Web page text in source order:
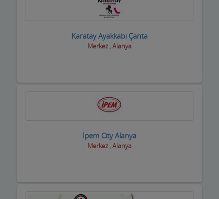
Halıcılar
Hamamlar / Spa ve Masaj salonları
Havuz ve Kimyasalları
Hırdavatçılar ve Nalburiye
Karatay Ayakkabı Çanta
Merkez , Alanya
İpem City Alanya
Merkez , Alanya